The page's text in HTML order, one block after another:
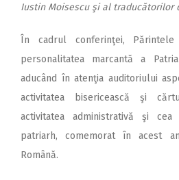
Iustin Moisescu şi al traducătorilor
În cadrul conferinţei,
personalitatea marcantă a
aducând în atenţia auditoriului
activitatea bisericească şi
activitatea administrativă şi
patriarh, comemorat în acest
Română.